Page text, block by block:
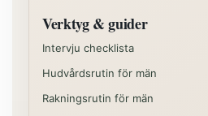
Verktyg & guider
Intervju checklista
Hudvårdsrutin för män
Rakningsrutin för män